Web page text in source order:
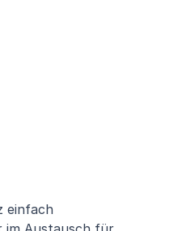
einfach